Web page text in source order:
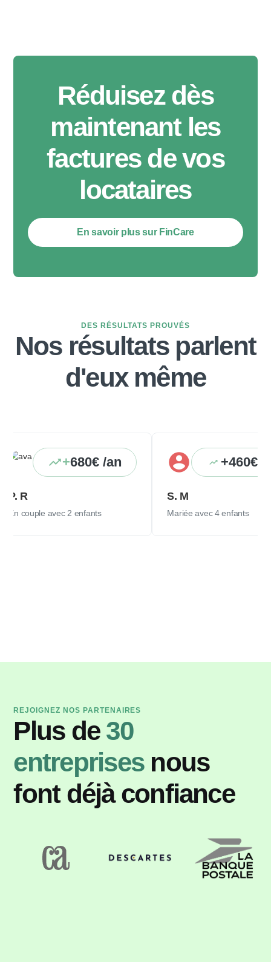
Réduisez dès
maintenant les
factures de vos
locataires
En savoir plus sur FinCare
DES RÉSULTATS PROUVÉS
Nos résultats parlent
d'eux même
+680€ /an
couple avec 2 enfants
+460€ /an
S. M
Mariée avec 4 enfants
REJOIGNEZ NOS PARTENAIRES
Plus de 30
entreprisesnous
font déjà confiance